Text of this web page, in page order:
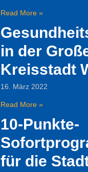
Read More »
in der
Kreisstadt
16. März 2022
Read More »
10-Punkte-
für die